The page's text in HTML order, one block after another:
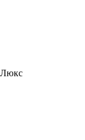
Люкс